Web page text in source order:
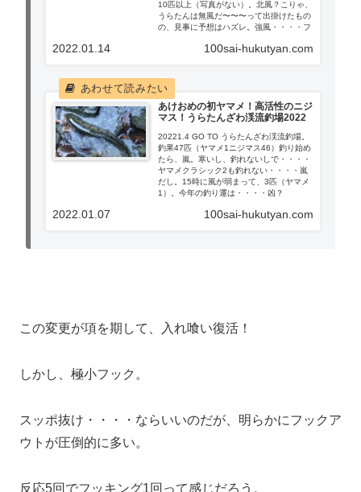
10匹以上（写真がない）。北風？こりゃ、
うらたんは無風だ〜〜〜って出掛けたもの
の、見事に予想はハズレ。強風・・・・フ
応方法をすっかり忘れて、力任せのキャス
100sai-hukutyan.com
2022.01.14
あけおめの初ヤマメ！高活性のニジ
マス！うらたんざわ渓流釣場2022
20221.4 GO TO うらたんざわ渓流釣場。
釣果47匹（ヤマメ1ニジマス46）釣り始め
たら、嵐。寒いし、釣れないしで・・・・
ヤマメクラシック2も釣れない・・・・嵐
だし。15時に風が弱まって、3匹（ヤマメ
1）。今年の釣り運は・・・・凶？
100sai-hukutyan.com
2022.01.07
この変更が項を期して、入れ喰い復活！
しかし、極小フック。
スッポ抜け・・・・ならいいのだが、明らかにフックア
ウトが圧倒的に多い。
反応5回でフッキング1回って感じだろう。